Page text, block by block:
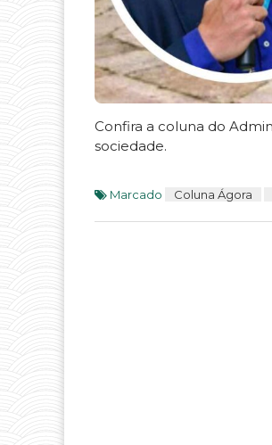
Confira a coluna do
sociedade.
Marcado Coluna Ágora